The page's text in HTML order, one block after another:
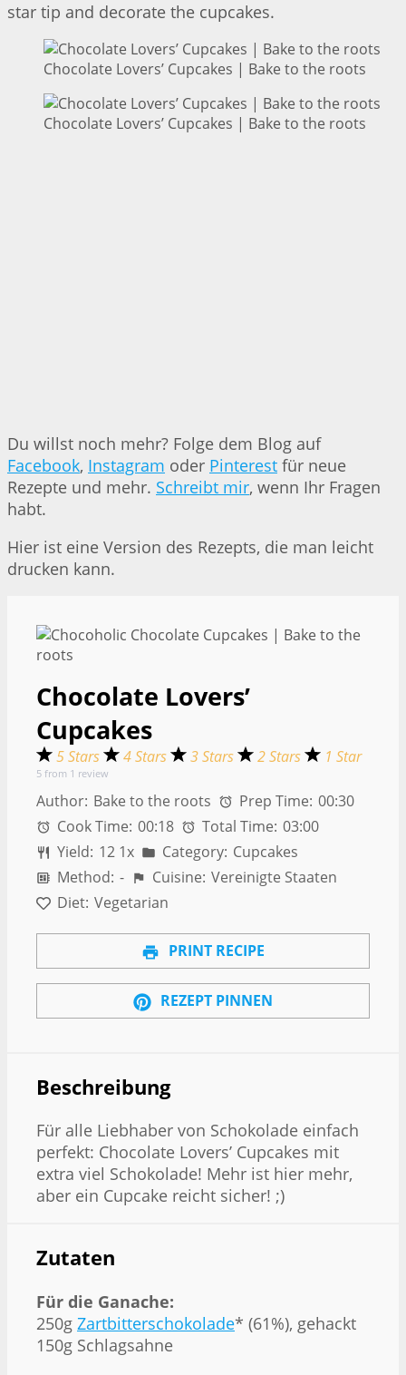
star tip and decorate the cupcakes.
Chocolate Lovers’ Cupcakes | Bake to the roots
Chocolate Lovers’ Cupcakes | Bake to the roots
Du willst noch mehr? Folge dem Blog auf
Facebook, Instagram oder Pinterest für neue
Rezepte und mehr. Schreibt mir, wenn Ihr Fragen
habt.
Hier ist eine Version des Rezepts, die man leicht
drucken kann.
Chocolate Lovers’
Cupcakes
5 Stars 4 Stars 3 Stars 2 Stars 1 Star
5 from 1 review
Author: Bake to the roots Prep Time: 00:30
Cook Time: 00:18 Total Time: 03:00
Yield: 12 1x Category: Cupcakes
Method: - Cuisine: Vereinigte Staaten
Diet: Vegetarian
PRINT RECIPE
REZEPT PINNEN
Beschreibung
Für alle Liebhaber von Schokolade einfach
perfekt: Chocolate Lovers’ Cupcakes mit
extra viel Schokolade! Mehr ist hier mehr,
aber ein Cupcake reicht sicher! ;)
Zutaten
Für die Ganache:
250g Zartbitterschokolade* (61%), gehackt
150g Schlagsahne